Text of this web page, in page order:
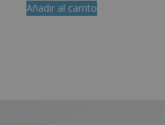
Añadir al carrito